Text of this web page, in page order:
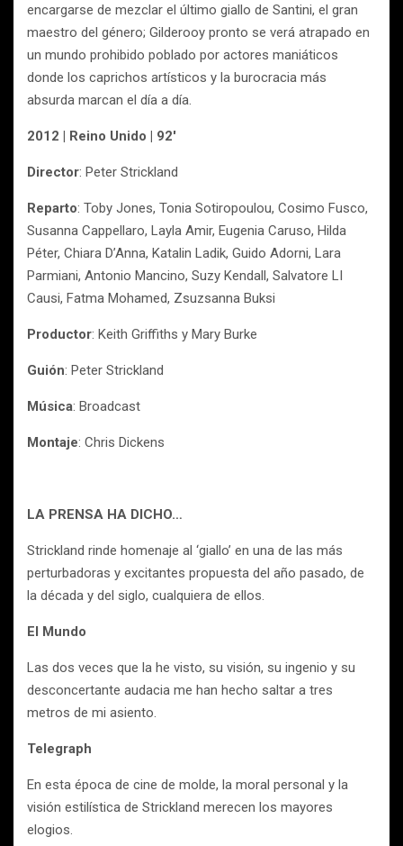
encargarse de mezclar el último giallo de Santini, el gran
maestro del género; Gilderooy pronto se verá atrapado en
un mundo prohibido poblado por actores maniáticos
donde los caprichos artísticos y la burocracia más
absurda marcan el día a día.
2012 | Reino Unido | 92′
Director: Peter Strickland
Reparto: Toby Jones, Tonia Sotiropoulou, Cosimo Fusco,
Susanna Cappellaro, Layla Amir, Eugenia Caruso, Hilda
Péter, Chiara D’Anna, Katalin Ladik, Guido Adorni, Lara
Parmiani, Antonio Mancino, Suzy Kendall, Salvatore LI
Causi, Fatma Mohamed, Zsuzsanna Buksi
Productor: Keith Griffiths y Mary Burke
Guión: Peter Strickland
Música: Broadcast
Montaje: Chris Dickens
LA PRENSA HA DICHO…
Strickland rinde homenaje al ‘giallo’ en una de las más
perturbadoras y excitantes propuesta del año pasado, de
la década y del siglo, cualquiera de ellos.
El Mundo
Las dos veces que la he visto, su visión, su ingenio y su
desconcertante audacia me han hecho saltar a tres
metros de mi asiento.
Telegraph
En esta época de cine de molde, la moral personal y la
visión estilística de Strickland merecen los mayores
elogios.